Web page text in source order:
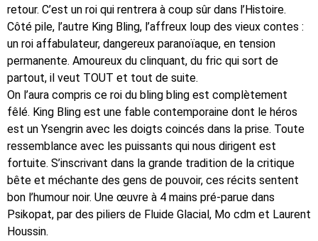
retour. C’est un roi qui rentrera à coup sûr dans l’Histoire.
Côté pile, l’autre King Bling, l’affreux loup des vieux contes :
un roi affabulateur, dangereux paranoïaque, en tension
permanente. Amoureux du clinquant, du fric qui sort de
partout, il veut TOUT et tout de suite.
On l’aura compris ce roi du bling bling est complètement
fêlé. King Bling est une fable contemporaine dont le héros
est un Ysengrin avec les doigts coincés dans la prise. Toute
ressemblance avec les puissants qui nous dirigent est
fortuite. S’inscrivant dans la grande tradition de la critique
bête et méchante des gens de pouvoir, ces récits sentent
bon l’humour noir. Une œuvre à 4 mains pré-parue dans
Psikopat, par des piliers de Fluide Glacial, Mo cdm et Laurent
Houssin.